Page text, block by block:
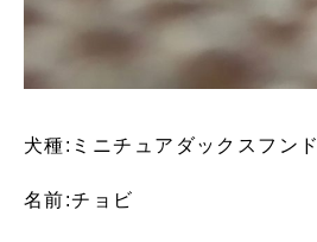
犬種:ミニチュアダックスフンド
名前:チョビ